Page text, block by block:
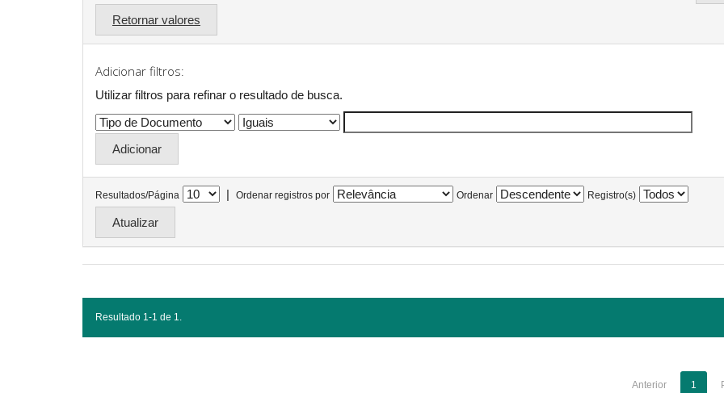
Retornar valores
Adicionar filtros:
Utilizar filtros para refinar o resultado de busca.
Resultados/Página | Ordenar registros por Ordenar Registro(s)
Resultado 1-1 de 1.
Anterior 1